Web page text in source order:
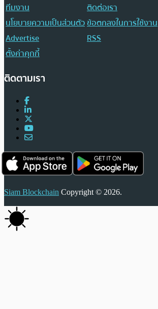
ทีมงาน
ติดต่อเรา
นโยบายความเป็นส่วนตัวข้อตกลงในการใช้งาน
Advertise
RSS
ตั้งค่าคุกกี้
ติดตามเรา
Siam Blockchain Copyright © 2026.